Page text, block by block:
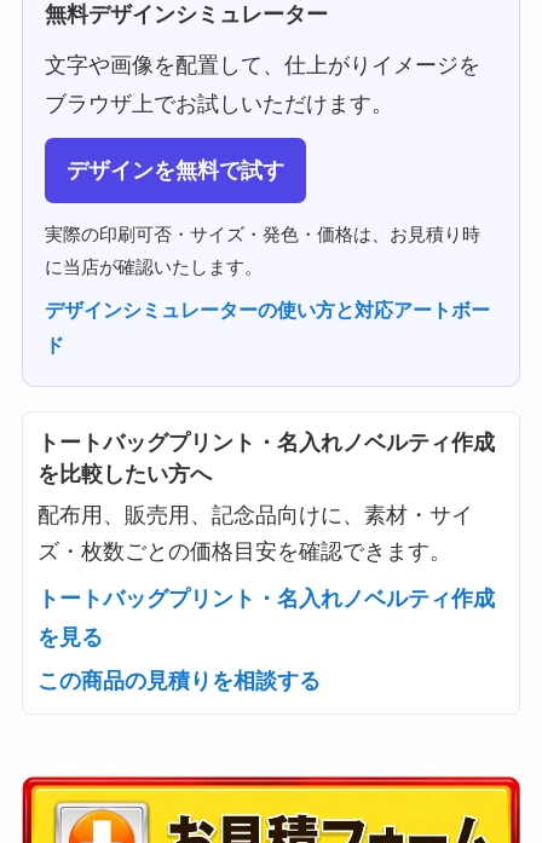
無料デザインシミュレーター
文字や画像を配置して、仕上がりイメージを
ブラウザ上でお試しいただけます。
デザインを無料で試す
実際の印刷可否・サイズ・発色・価格は、お見積り時
に当店が確認いたします。
デザインシミュレーターの使い方と対応アートボー
ド
トートバッグプリント・名入れノベルティ作成
を比較したい方へ
配布用、販売用、記念品向けに、素材・サイ
ズ・枚数ごとの価格目安を確認できます。
トートバッグプリント・名入れノベルティ作成
を見る
この商品の見積りを相談する